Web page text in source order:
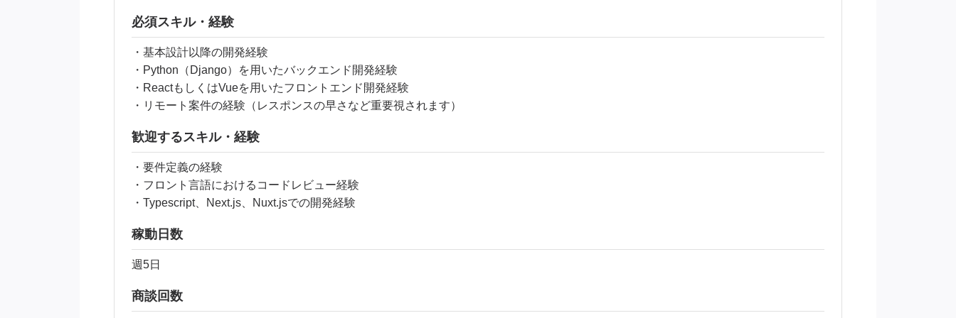
必須スキル・経験
・基本設計以降の開発経験
・Python（Django）を用いたバックエンド開発経験
・ReactもしくはVueを用いたフロントエンド開発経験
・リモート案件の経験（レスポンスの早さなど重要視されます）
歓迎するスキル・経験
・要件定義の経験
・フロント言語におけるコードレビュー経験
・Typescript、Next.js、Nuxt.jsでの開発経験
稼動日数
週5日
商談回数